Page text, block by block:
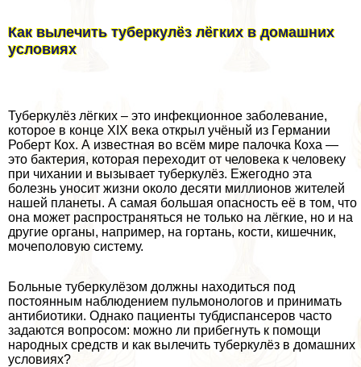
Как вылечить туберкулёз лёгких в домашних
условиях
Туберкулёз лёгких – это инфекционное заболевание,
которое в конце XIX века открыл учёный из Германии
Роберт Кох. А известная во всём мире палочка Коха —
это бактерия, которая переходит от человека к человеку
при чихании и вызывает туберкулёз. Ежегодно эта
болезнь уносит жизни около десяти миллионов жителей
нашей планеты. А самая большая опасность её в том, что
она может распространяться не только на лёгкие, но и на
другие органы, например, на гортань, кости, кишечник,
мочепoлoвую систему.
Больные туберкулёзом должны находиться под
постоянным наблюдением пульмонологов и принимать
антибиотики. Однако пациенты тубдиспансеров часто
задаются вопросом: можно ли прибегнуть к помощи
народных средств и как вылечить туберкулёз в домашних
условиях?